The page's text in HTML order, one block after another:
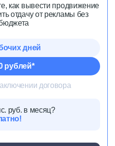
как вывести продвижение
отдачу от рекламы без
дней
рублей*
договора
руб. в месяц?